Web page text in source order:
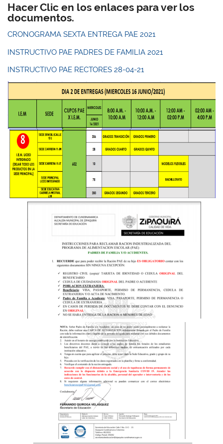
Hacer Clic en los enlaces para ver los
documentos.
CRONOGRAMA SEXTA ENTREGA PAE 2021
INSTRUCTIVO PAE PADRES DE FAMILIA 2021
INSTRUCTIVO PAE RECTORES 28-04-21